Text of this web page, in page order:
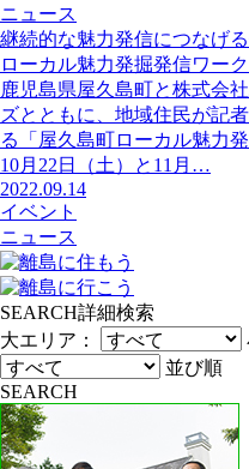
ニュース
継続的な魅力発信につなげ
ローカル魅力発掘発信ワー
鹿児島県屋久島町と株式会
ズとともに、地域住民が記
る「屋久島町ローカル魅力
10月22日（土）と11月…
2022.09.14
イベント
ニュース
SEARCH詳細検索
大エリア：
並び順
SEARCH